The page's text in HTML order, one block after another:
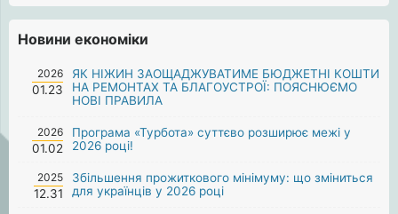
Новини економіки
2026
01.23
ЯК НІЖИН ЗАОЩАДЖУВАТИМЕ БЮДЖЕТНІ КОШТИ
НА РЕМОНТАХ ТА БЛАГОУСТРОЇ: ПОЯСНЮЄМО
НОВІ ПРАВИЛА
2026
01.02
Програма «Турбота» суттєво розширює межі у
2026 році!
2025
12.31
Збільшення прожиткового мінімуму: що зміниться
для українців у 2026 році